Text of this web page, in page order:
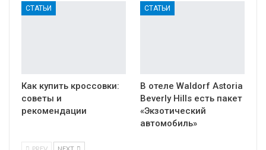
СТАТЬИ
Как купить кроссовки:
советы и
рекомендации
СТАТЬИ
В отеле Waldorf Astoria
Beverly Hills есть пакет
«Экзотический
автомобиль»